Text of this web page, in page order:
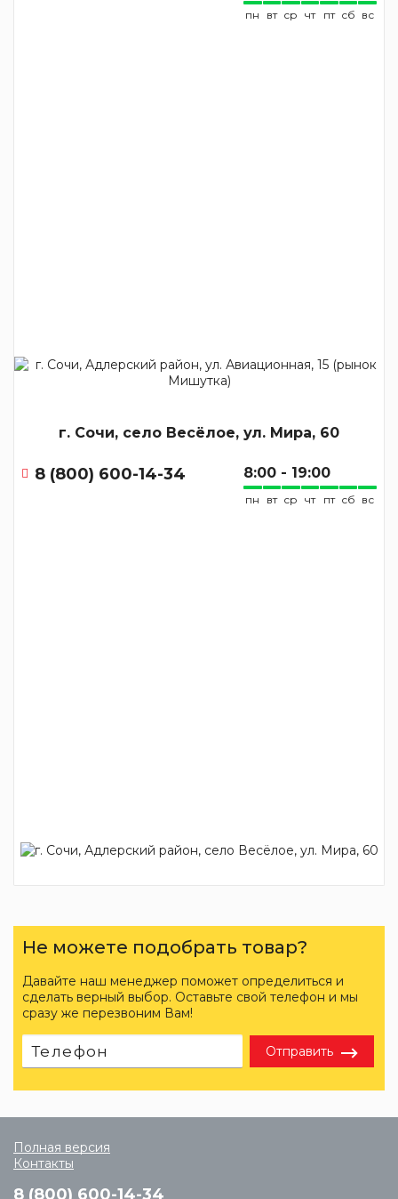
пн вт ср чт пт сб вс
г. Сочи, село Весёлое, ул. Мира, 60
8 (800) 600-14-34 8:00 - 19:00
пн вт ср чт пт сб вс
Не можете подобрать товар?
Давайте наш менеджер поможет определиться и
сделать верный выбор. Оставьте свой телефон и мы
сразу же перезвоним Вам!
Отправить
Полная версия
Контакты
8 (800) 600-14-34